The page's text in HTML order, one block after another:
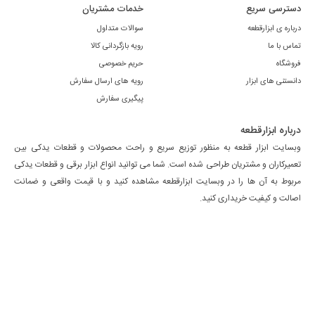
دسترسی سریع
درباره ی ابزارقطعه
تماس با ما
فروشگاه
دانستنی های ابزار
خدمات مشتریان
سوالات متداول
رویه بازگردانی کالا
حریم خصوصی
رویه های ارسال سفارش
پیگیری سفارش
درباره ابزارقطعه
وبسایت ابزار قطعه به منظور توزیع سریع و راحت محصولات و قطعات یدکی بین
تعمیرکاران و مشتریان طراحی شده است. شما می توانید انواع ابزار برقی و قطعات یدکی
مربوط به آن ها را در وبسایت ابزارقطعه مشاهده کنید و با قیمت واقعی و ضمانت
اصالت و کیفیت خریداری کنید.